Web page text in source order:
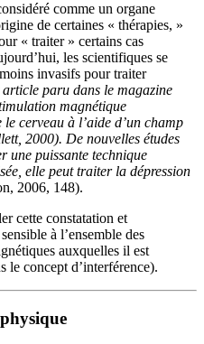
comme un organe
de certaines « thérapies, »
« traiter » certains cas
les scientifiques se
invasifs pour traiter
paru dans le magazine
magnétique
cerveau à l’aide d’un champ
2000). De nouvelles études
une puissante technique
elle peut traiter la dépression
2006, 148).
cette constatation et
à l’ensemble des
auxquelles il est
le concept d’interférence).